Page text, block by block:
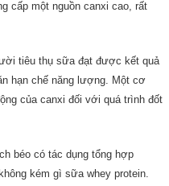
cấp một nguồn canxi cao, rất
tiêu thụ sữa đạt được kết quả
hạn chế năng lượng. Một cơ
của canxi đối với quá trình đốt
béo có tác dụng tổng hợp
kém gì sữa whey protein.